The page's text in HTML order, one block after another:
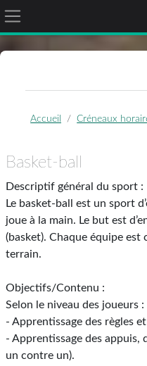
Passer au contenu principal
Panneau latéral
Accueil Créneaux
Basket-ball
Descriptif général du sport :
Le basket-ball est un sport
joue à la main. Le but est
(basket). Chaque équipe est
terrain.
Objectifs/Contenu :
Selon le niveau des joueurs :
- Apprentissage des règles
- Apprentissage des appuis,
un contre un).